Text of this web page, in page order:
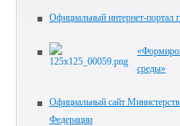
Официальный интернет-портал
среды»
Официальный сайт
Федерации